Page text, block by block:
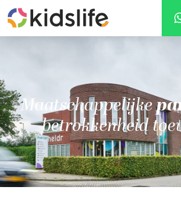
Maatschappelijke
betrokkenheid